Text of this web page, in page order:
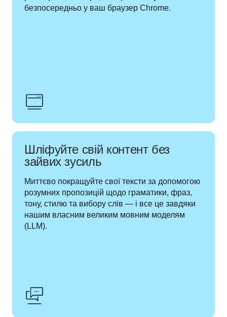
безпосередньо у ваш браузер Chrome.
Шліфуйте свій контент без
зайвих зусиль
Миттєво покращуйте свої тексти за допомогою
розумних пропозицій щодо граматики, фраз,
тону, стилю та вибору слів — і все це завдяки
нашим власним великим мовним моделям
(LLM).